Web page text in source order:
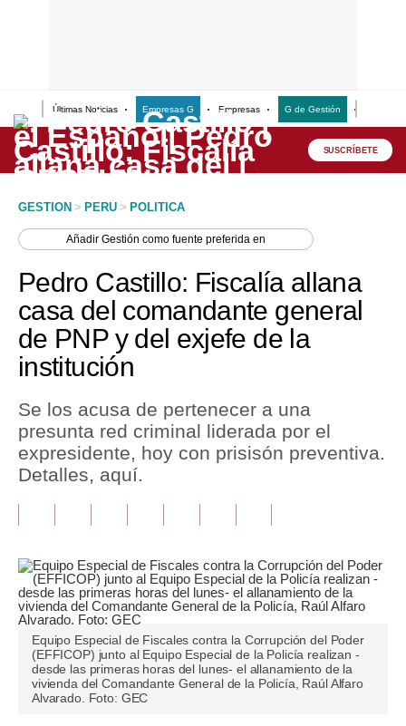
Últimas Noticias Empresas G Empresas G de Gestión
Lo último
Peru Quiosco
Economía
Mercados
Perú
Política
Tu Dinero
Finanzas Personales
Opinión
Editorial
Pregunta de hoy
Blogs
SUSCRÍBETE
GESTION > PERU > POLITICA
AñadirGestión como fuente preferida en
Pedro Castillo: Fiscalía allana
casa del comandante general
de PNP y del exjefe de la
institución
Se los acusa de pertenecer a una
presunta red criminal liderada por el
expresidente, hoy con prisisón preventiva.
Detalles, aquí.
Equipo Especial de Fiscales contra la Corrupción del Poder
(EFFICOP) junto al Equipo Especial de la Policía realizan -
desde las primeras horas del lunes- el allanamiento de la
vivienda del Comandante General de la Policía, Raúl Alfaro
Alvarado. Foto: GEC